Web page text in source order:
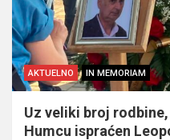
AKTUELNO IN MEMORIAM
Uz veliki broj
Humcu ispraćen